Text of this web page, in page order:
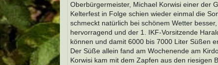
Oberbürgermeister, Michael Korwisi einer der
Kelterfest in Folge schien wieder einmal die
schmeckt natürlich bei schönem Wetter
hervorragend und der 1. IKF-Vorsitzende
können und damit 6000 bis 7000 Liter Süßen
Der Süße allein fand am Wochenende am
Korwisi kam mit dem Zapfen aus den riesigen